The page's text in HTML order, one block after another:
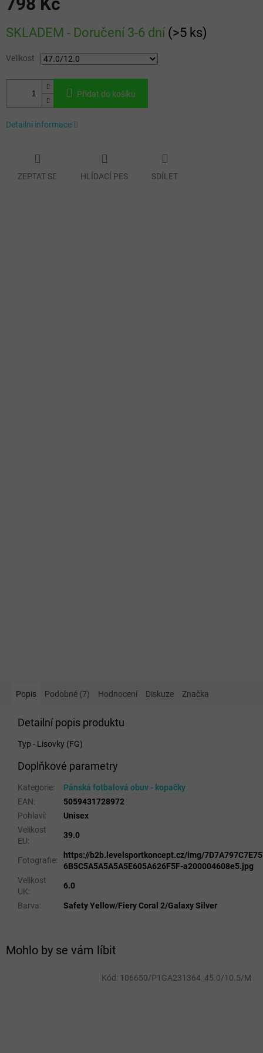
cena:
SKLADEM - Doručení 3-6 dní (>5 ks)
Velikost
Přidat do košíku
Detailní informace
ZEPTAT SE HLÍDACÍ PES SDÍLET
Mohlo by se vám líbit
Kód: 106650/P1GA231364_45.0/10.5/M
Popis Podobné (7) Hodnocení Diskuze Značka
Detailní popis produktu
Typ - Lisovky (FG)
Doplňkové parametry
Kategorie:
Pánská fotbalová obuv - kopačky
EAN:
5059431728972
Pohlaví:
Unisex
Velikost
EU:
39.0
Fotografie:
https://b2b.levelsportkoncept.cz/img/
6B5C5A5A5A5A5E605A626F5F-a200004608e5.jpg
Velikost
UK:
6.0
Barva: Safety Yellow/Fiery Coral 2/Galaxy Silver